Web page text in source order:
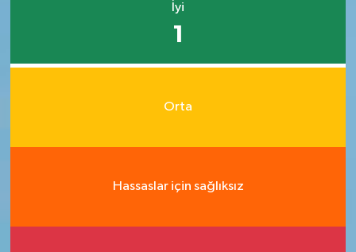
İyi
1
Orta
Hassaslar için sağlıksız